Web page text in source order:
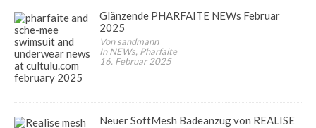
Glänzende PHARFAITE NEWs Februar
2025
Von sandmann
In NEWs, Pharfaite
16. Februar 2025
Neuer SoftMesh Badeanzug von REALISE